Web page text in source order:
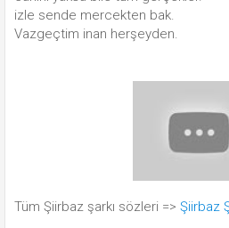
izle sende mercekten bak.
Vazgeçtim inan herşeyden.
Tüm Şiirbaz şarkı sözleri => Şiirbaz